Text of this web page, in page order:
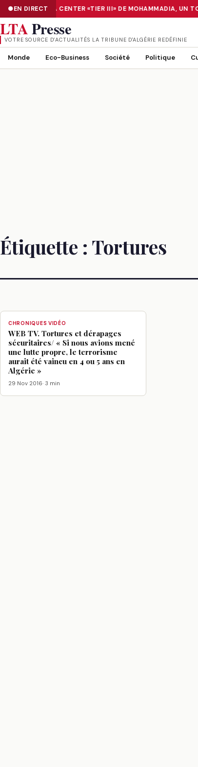
EN DIRECT
: LE DATA CENTER «TIER III» DE MOHAMMADIA, UN
NUMÉRISATION : LE DATA CENTER «TIER III» DE
LTAPresse
VOTRE SOURCE D’ACTUALITÉS LA TRIBUNE D'ALGÉRIE REDÉFINIE
Monde Eco-Business Société Politique
Étiquette : Tortures
CHRONIQUES VIDÉO
WEB TV. Tortures et dérapages
sécuritaires/ « Si nous avions mené
une lutte propre, le terrorisme
aurait été vaincu en 4 ou 5 ans en
Algérie »
29 Nov 2016· 3 min